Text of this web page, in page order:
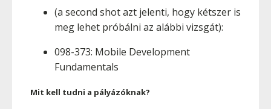
(a second shot azt jelenti, hogy kétszer is
meg lehet próbálni az alábbi vizsgát):
098-373: Mobile Development
Fundamentals
Mit kell tudni a pályázóknak?